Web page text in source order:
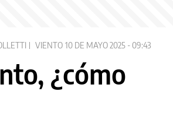
VIENTO 10 DE MAYO 2025 - 09:43
¿cómo